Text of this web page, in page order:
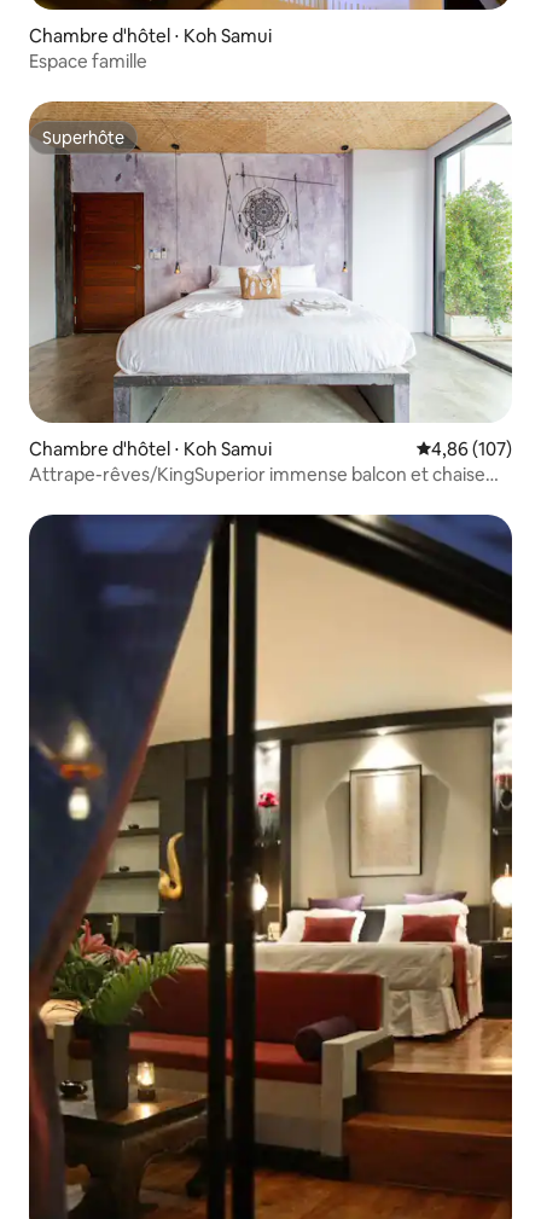
Chambre d'hôtel ⋅ Koh Samui
Espace famille
Superhôte
Superhôte
Chambre d'hôtel ⋅ Koh Samui Évaluation
4,86 (107)
Attrape-rêves/KingSuperior immense balcon et chaise